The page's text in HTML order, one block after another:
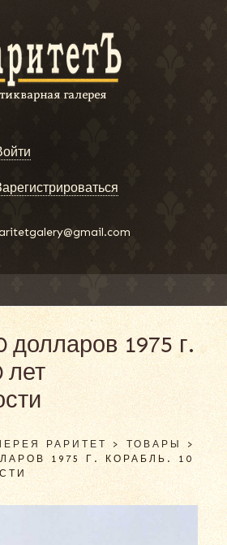
долларов 1975 г.
лет
РАРИТЕТ >ТОВАРЫ >
1975 Г. КОРАБЛЬ. 10